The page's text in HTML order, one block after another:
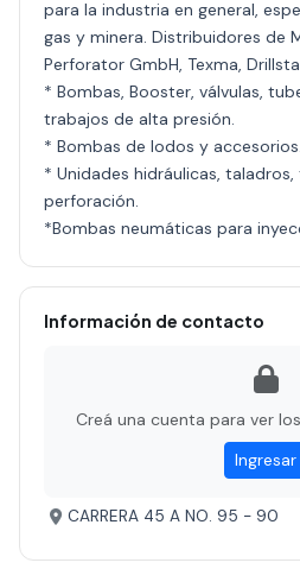
para la industria en general,
gas y minera. Distribuidores de
Perforator GmbH, Texma,
* Bombas, Booster, válvulas,
trabajos de alta presión.
* Bombas de lodos y accesorios.
* Unidades hidráulicas,
perforación.
*Bombas neumáticas para
Información de contacto
Creá una cuenta para ver
Ingresar
CARRERA 45 A NO. 95 - 90